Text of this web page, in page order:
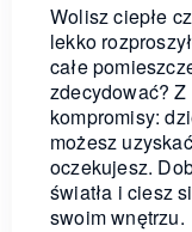
Wolisz ciepłe
lekko
całe
zdecydować?
kompromisy:
możesz
oczekujesz.
światła i ciesz
swoim wnętrzu.